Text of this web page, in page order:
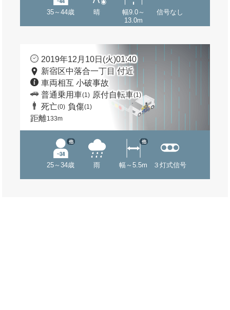
35～44歳 晴
幅9.0～
13.0m
信号なし
2019年12月10日(火)01:40
新宿区中落合一丁目 付近
車両相互 小破事故
普通乗用車(1) 原付自転車(1)
死亡(0) 負傷(1)
距離133m
25～34歳
他
雨 幅～5.5m
他
３灯式信号